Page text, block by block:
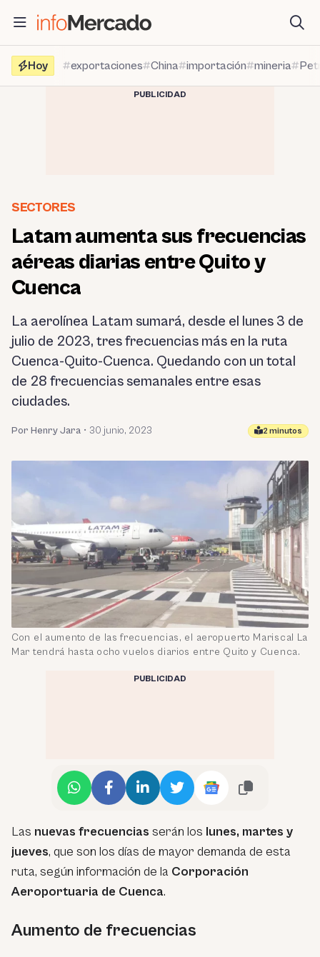
contenido
Hoy
exportaciones China importación mineria
PUBLICIDAD
SECTORES
Latam aumenta sus frecuencias
aéreas diarias entre Quito y
Cuenca
La aerolínea Latam sumará, desde el lunes 3 de
julio de 2023, tres frecuencias más en la ruta
Cuenca-Quito-Cuenca. Quedando con un total
de 28 frecuencias semanales entre esas
ciudades.
Por Henry Jara • 30 junio, 2023 2 minutos
Con el aumento de las frecuencias, el aeropuerto Mariscal La
Mar tendrá hasta ocho vuelos diarios entre Quito y Cuenca.
PUBLICIDAD
Las nuevas frecuencias serán los lunes, martes y
jueves, que son los días de mayor demanda de esta
ruta, según información de la Corporación
Aeroportuaria de Cuenca.
Aumento de frecuencias